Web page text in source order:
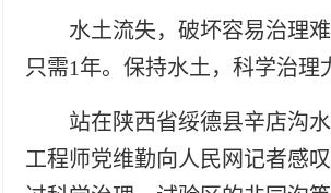
水土流失，破坏容易治理
只需1年。保持水土，科学治理
站在陕西省绥德县辛店沟
工程师党维勤向人民网记者感